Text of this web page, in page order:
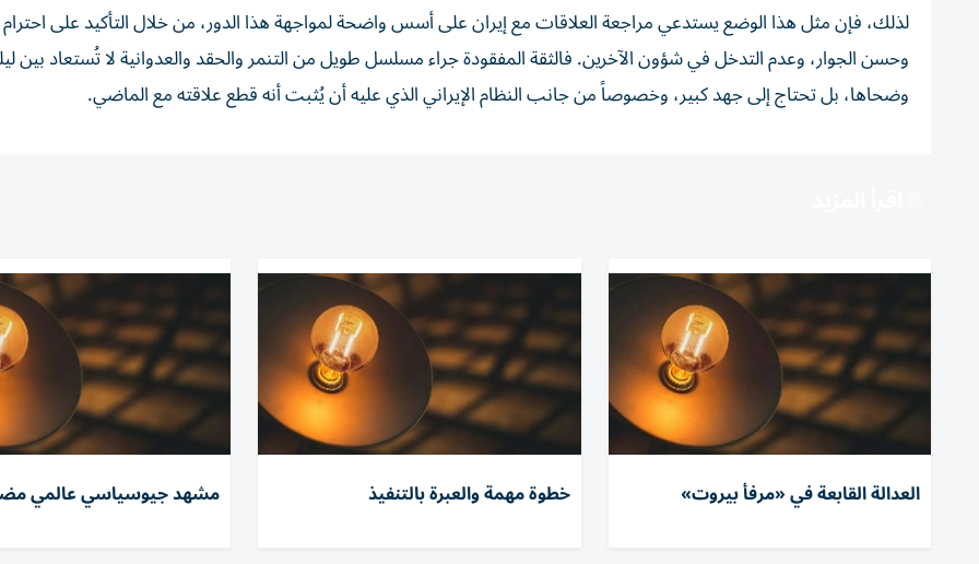
لذلك، فإن مثل هذا الوضع يستدعي مراجعة العلاقات مع إيران على أسس واضحة لمواجهة هذا الدور، من خلال التأكيد على احترام
وحسن الجوار، وعدم التدخل في شؤون الآخرين. فالثقة المفقودة جراء مسلسل طويل من التنمر والحقد والعدوانية لا تُستعاد بين
وضحاها، بل تحتاج إلى جهد كبير، وخصوصاً من جانب النظام الإيراني الذي عليه أن يُثبت أنه قطع علاقته مع الماضي.
العدالة القابعة في «مرفأ بيروت» خطوة مهمة والعبرة بالتنفيذ مشهد جيوسياسي عالمي